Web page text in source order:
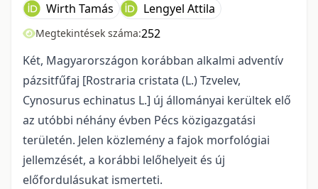
Wirth Tamás Lengyel Attila
Megtekintések száma:252
Két, Magyarországon korábban alkalmi adventív
pázsitfűfaj [Rostraria cristata (L.) Tzvelev,
Cynosurus echinatus L.] új állományai kerültek elő
az utóbbi néhány évben Pécs közigazgatási
területén. Jelen közlemény a fajok morfológiai
jellemzését, a korábbi lelőhelyeit és új
előfordulásukat ismerteti.